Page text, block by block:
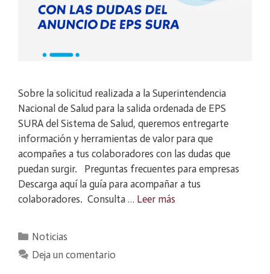
Sobre la solicitud realizada a la Superintendencia
Nacional de Salud para la salida ordenada de EPS
SURA del Sistema de Salud, queremos entregarte
información y herramientas de valor para que
acompañes a tus colaboradores con las dudas que
puedan surgir. Preguntas frecuentes para empresas
Descarga aquí la guía para acompañar a tus
colaboradores. Consulta … Leer más
Categorías
Noticias
Deja un comentario